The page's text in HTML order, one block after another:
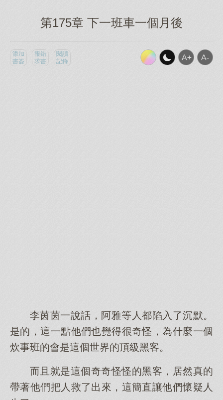
第175章 下一班車一個月後
添加
書簽
報錯
求書
閱讀
記錄
李茵茵一說話，阿雅等人都陷入了沉默。
是的，這一點他們也覺得很奇怪，為什麼一個
炊事班的會是這個世界的頂級黑客。
而且就是這個奇奇怪怪的黑客，居然真的
帶著他們把人救了出來，這簡直讓他們懷疑人